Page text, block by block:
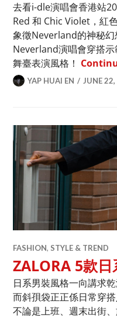
去看i-dle演唱會香港站
Red 和 Chic Violet，紅
象徵Neverland的神秘
Neverland演唱會穿搭
舞臺表演風格！
YAP HUAI EN JUNE
FASHION, STYLE & TREND
ZALORA 5款
日系男裝風格一向講求
而斜孭袋正正係日常穿
不論是上班、週末出街